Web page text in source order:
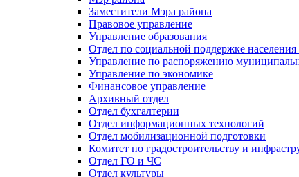
Заместители Мэра района
Правовое управление
Управление образования
Отдел по социальной поддержке
Управление по распоряжению
Управление по экономике
Финансовое управление
Архивный отдел
Отдел бухгалтерии
Отдел информационных технологий
Отдел мобилизационной подготовки
Комитет по градостроительству и
Отдел ГО и ЧС
Отдел культуры